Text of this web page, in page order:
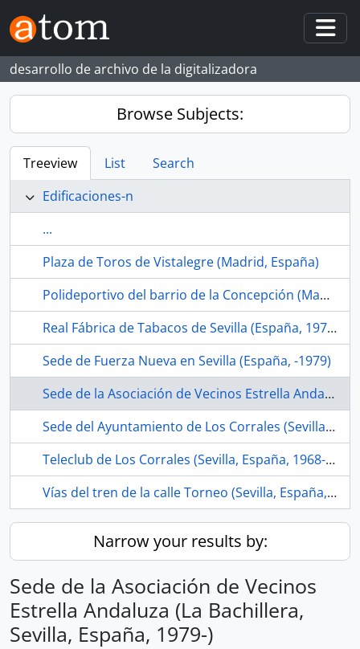
Skip to main content
desarrollo de archivo de la digitalizadora
Browse Subjects:
Treeview List
Search
Edificaciones-n
...
Plaza de Toros de Vistalegre (Madrid, España)
Polideportivo del barrio de la Concepción (Madrid, España)
Real Fábrica de Tabacos de Sevilla (España, 1978-)
Sede de Fuerza Nueva en Sevilla (España, -1979)
Sede de la Asociación de Vecinos Estrella Andaluza (La Bachillera, Sevilla, España, 1979-)
Sede del Ayuntamiento de Los Corrales (Sevilla, España)
Teleclub de Los Corrales (Sevilla, España, 1968-ca.1975)
Vías del tren de la calle Torneo (Sevilla, España, ca.1856 -1990)
Narrow your results by:
Sede de la Asociación de Vecinos
Estrella Andaluza (La Bachillera,
Sevilla, España, 1979-)